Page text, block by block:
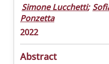
Simone Lucchetti;
Ponzetta
2022
Abstract